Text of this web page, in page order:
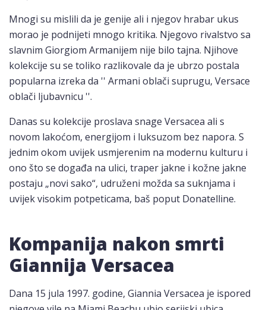
Mnogi su mislili da je genije ali i njegov hrabar ukus
morao je podnijeti mnogo kritika. Njegovo rivalstvo sa
slavnim Giorgiom Armanijem nije bilo tajna. Njihove
kolekcije su se toliko razlikovale da je ubrzo postala
popularna izreka da '' Armani oblači suprugu, Versace
oblači ljubavnicu ''.
Danas su kolekcije proslava snage Versacea ali s
novom lakoćom, energijom i luksuzom bez napora. S
jednim okom uvijek usmjerenim na modernu kulturu i
ono što se događa na ulici, traper jakne i kožne jakne
postaju „novi sako“, udruženi možda sa suknjama i
uvijek visokim potpeticama, baš poput Donatelline.
Kompanija nakon smrti
Giannija Versacea
Dana 15 jula 1997. godine, Giannia Versacea je ispored